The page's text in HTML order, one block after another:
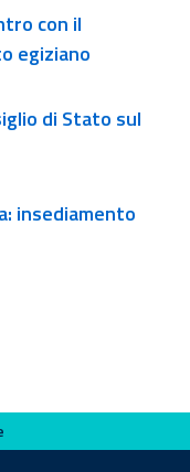
con il
egiziano
di Stato sul
insediamento